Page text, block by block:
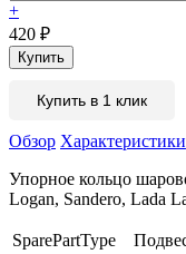
+
420 ₽
Купить в 1 клик
Обзор Характеристики
Упорное кольцо
Logan, Sandero, Lada
SparePartType